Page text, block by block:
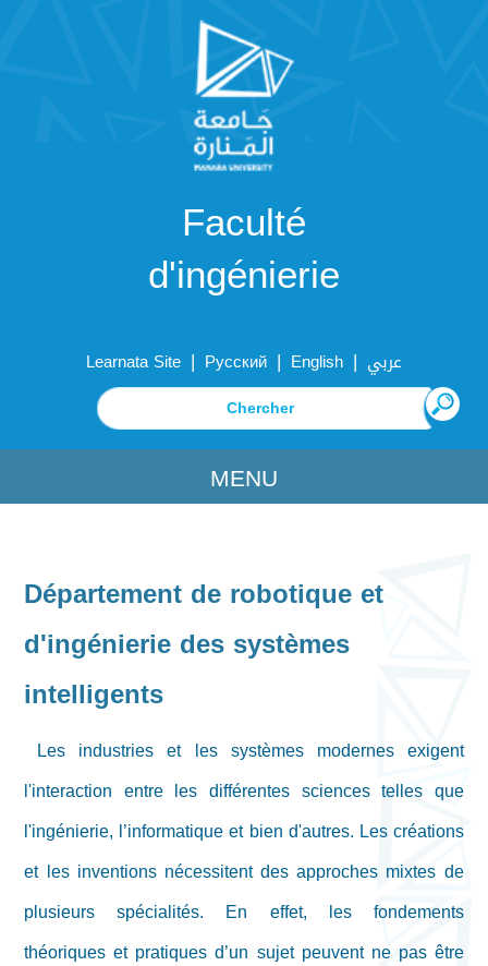
Faculté
d'ingénierie
Learnata Site | Русский | English | عربي
MENU
Département de robotique et
d'ingénierie des systèmes
intelligents
Les industries et les systèmes modernes exigent
l'interaction entre les différentes sciences telles que
l'ingénierie, l’informatique et bien d'autres. Les créations
et les inventions nécessitent des approches mixtes de
plusieurs spécialités. En effet, les fondements
théoriques et pratiques d’un sujet peuvent ne pas être